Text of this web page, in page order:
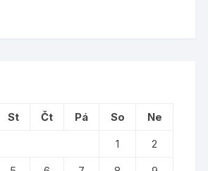
St Čt Pá So
Ne
1
2